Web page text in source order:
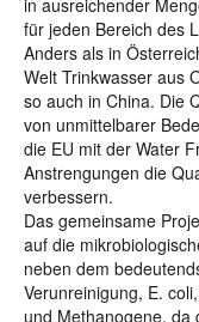
in ausreichender
für jeden Bereich des
Anders als in
Welt Trinkwasser aus
so auch in China. Die
von unmittelbarer
die EU mit der Water
Anstrengungen die
verbessern.
Das gemeinsame
auf die
neben dem
Verunreinigung, E.
und Methanogene, da